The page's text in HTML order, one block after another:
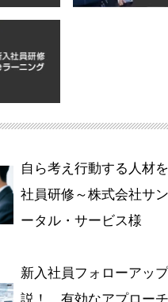
自ら考え行動する人材
社員研修～株式会社サ
ータル・サービス様
新入社員フォローアッ